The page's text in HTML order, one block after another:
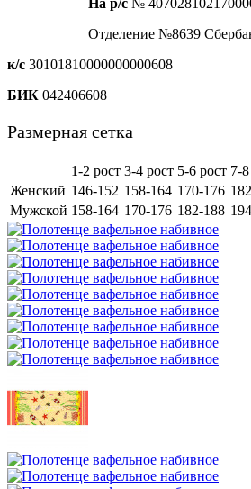
На р/с №
Отделение №8639
к/с 30101810000000000608
БИК 042406608
Размерная сетка
1-2 рост 3-4 рост 5-6 рост 7-
Женский 146-152 158-164 170-176
Мужской 158-164 170-176 182-188